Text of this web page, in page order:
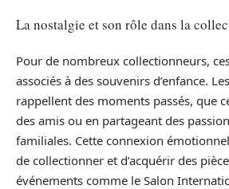
La nostalgie et son rôle dans la
Pour de nombreux collectionneurs,
associés à des souvenirs d’enfance.
rappellent des moments passés, que
des amis ou en partageant des
familiales. Cette connexion
de collectionner et d’acquérir des
événements comme le Salon